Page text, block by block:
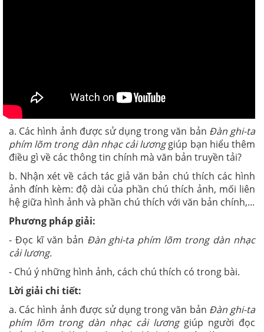
a. Các hình ảnh được sử dụng trong văn bản Đàn ghi-ta
phím lõm trong dàn nhạc cải lươnggiúp bạn hiểu thêm
điều gì về các thông tin chính mà văn bản truyền tải?
b. Nhận xét về cách tác giả văn bản chú thích các hình
ảnh đính kèm: độ dài của phần chú thích ảnh, mối liên
hệ giữa hình ảnh và phần chú thích với văn bản chính,...
Phương pháp giải:
- Đọc kĩ văn bản Đàn ghi-ta phím lõm trong dàn nhạc
cải lương.
- Chú ý những hình ảnh, cách chú thích có trong bài.
Lời giải chi tiết:
a. Các hình ảnh được sử dụng trong văn bản Đàn ghi-ta
phím lõm trong dàn nhạc cải lươnggiúp người đọc